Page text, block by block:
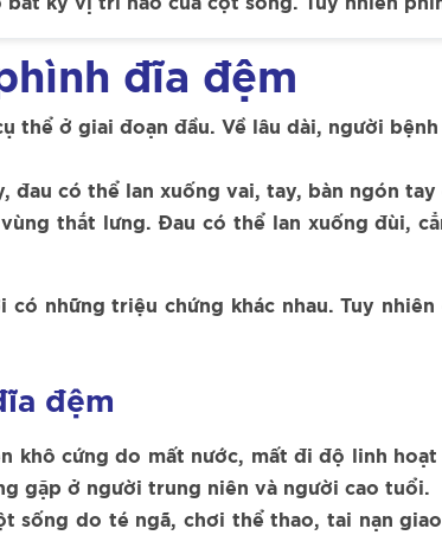
đĩa đệm
thể ở giai đoạn đầu. Về lâu dài, người
đau có thể lan xuống vai, tay, bàn ngón
thắt lưng. Đau có thể lan xuống đùi,
những triệu chứng khác nhau. Tuy
đệm
khô cứng do mất nước, mất đi độ linh
gặp ở người trung niên và người cao tuổi.
sống do té ngã, chơi thể thao, tai nạn